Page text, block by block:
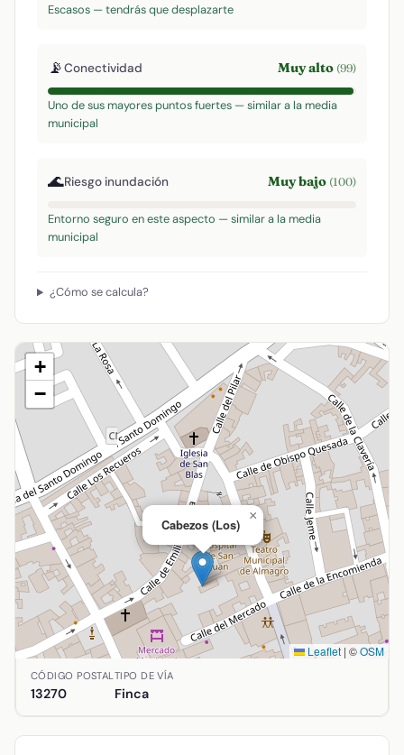
Escasos — tendrás que desplazarte
📡Conectividad Muy alto (99)
Uno de sus mayores puntos fuertes — similar a la media
municipal
🌊Riesgo inundación Muy bajo (100)
Entorno seguro en este aspecto — similar a la media
municipal
¿Cómo se calcula?
Cabezos (Los)
×
+
−
Leaflet | ©OSM
Ubicación de Cabezos (Los) en Almagro, Ciudad Real.
CÓDIGO POSTAL
13270
TIPO DE VÍA
Finca